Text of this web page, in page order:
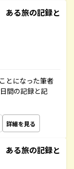
ある旅の記録と
とになった筆者
間の記録と記
詳細を見る
ある旅の記録と